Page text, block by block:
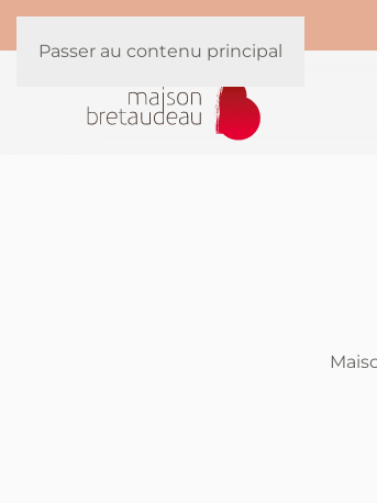
Passer au contenu principal
Panneau de gestion des cookies